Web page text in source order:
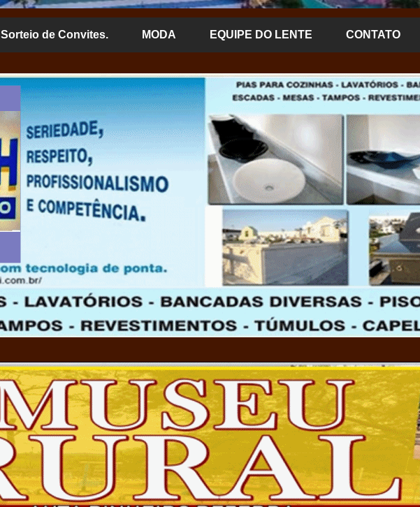
Sorteio de Convites. MODA EQUIPE DO LENTE CONTATO